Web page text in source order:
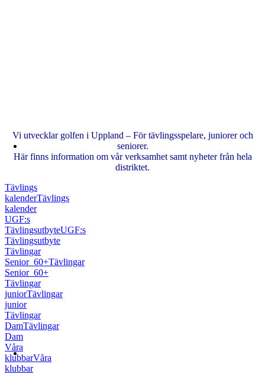
Vi utvecklar golfen i Uppland – För tävlingsspelare, juniorer och
seniorer.
Här finns information om vår verksamhet samt nyheter från hela
distriktet.
Tävlings
kalenderTävlings
kalender
UGF:s
TävlingsutbyteUGF:s
Tävlingsutbyte
Tävlingar
Senior_60+Tävlingar
Senior_60+
Tävlingar
juniorTävlingar
junior
Tävlingar
DamTävlingar
Dam
Våra
klubbarVåra
klubbar